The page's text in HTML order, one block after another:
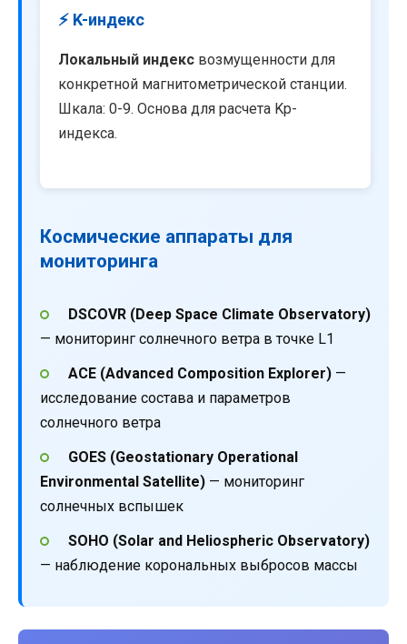
⚡ K-индекс
Локальный индекс возмущенности для
конкретной магнитометрической станции.
Шкала: 0-9. Основа для расчета Kp-
индекса.
Космические аппараты для
мониторинга
DSCOVR (Deep Space Climate Observatory)
— мониторинг солнечного ветра в точке L1
ACE (Advanced Composition Explorer)—
исследование состава и параметров
солнечного ветра
GOES (Geostationary Operational
Environmental Satellite) — мониторинг
солнечных вспышек
SOHO (Solar and Heliospheric Observatory)
— наблюдение корональных выбросов массы